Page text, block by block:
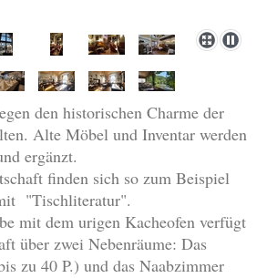
den historischen Charme der
Alte Möbel und Inventar werden
ergänzt.
finden sich so zum Beispiel
"Tischliteratur".
mit dem urigen Kacheofen verfügt
über zwei Nebenräume: Das
zu 40 P.) und das Naabzimmer